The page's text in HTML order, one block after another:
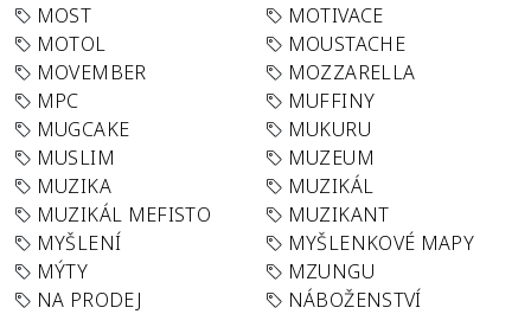
MOST
MOTIVACE
MOTOL
MOUSTACHE
MOVEMBER
MOZZARELLA
MPC
MUFFINY
MUGCAKE
MUKURU
MUSLIM
MUZEUM
MUZIKA
MUZIKÁL
MUZIKÁL MEFISTO
MUZIKANT
MYŠLENÍ
MYŠLENKOVÉ MAPY
MÝTY
MZUNGU
NA PRODEJ
NÁBOŽENSTVÍ